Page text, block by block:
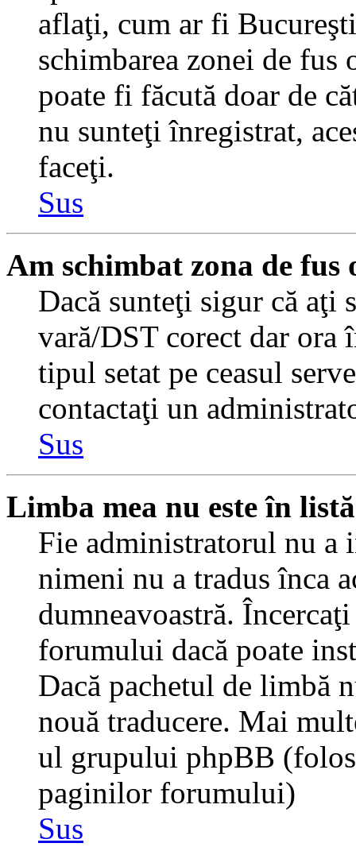
aflaţi, cum ar fi
schimbarea zonei de fus
poate fi făcută doar de
nu sunteţi înregistrat,
faceţi.
Sus
Am schimbat zona de
Dacă sunteţi sigur că aţi
vară/DST corect dar ora
tipul setat pe ceasul
contactaţi un
Sus
Limba mea nu este în
Fie administratorul nu a
nimeni nu a tradus înca
dumneavoastră.
forumului dacă poate
Dacă pachetul de limbă
nouă traducere. Mai
ul grupului phpBB
paginilor forumului)
Sus